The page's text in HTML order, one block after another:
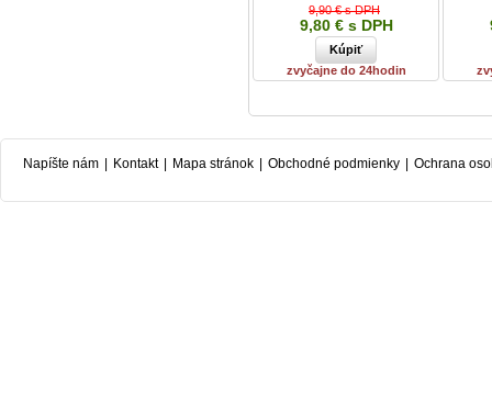
9,90 € s DPH
9,80 € s DPH
zvyčajne do 24hodin
Napíšte nám Kontakt Mapa stránok Obchodné podmienky Ochrana